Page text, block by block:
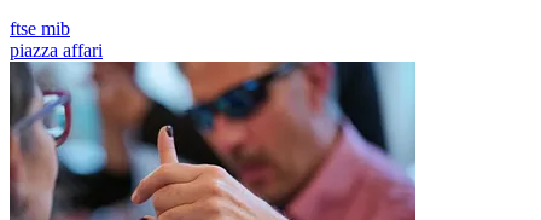
ftse mib
piazza affari